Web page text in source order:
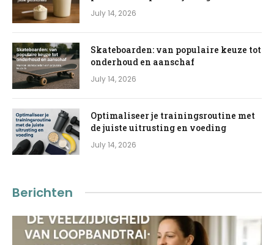
July 14, 2026
Skateboarden: van populaire keuze tot
onderhoud en aanschaf
July 14, 2026
Optimaliseer je trainingsroutine met
de juiste uitrusting en voeding
July 14, 2026
Berichten